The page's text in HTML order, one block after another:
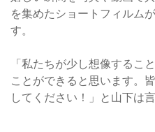
を集めたショートフィルム
す。
「私たちが少し想像するこ
ことができると思います。
してください！」と山下は